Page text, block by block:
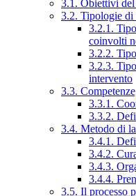
3.1. Obiettivi
3.2. Tipologie di
3.2.1.
coinvolti
3.2.2.
3.2.3.
intervento
3.3.
3.3.1.
3.3.2.
3.4. Metodo di
3.4.1.
3.4.2.
3.4.3.
3.4.4.
3.5. Il processo